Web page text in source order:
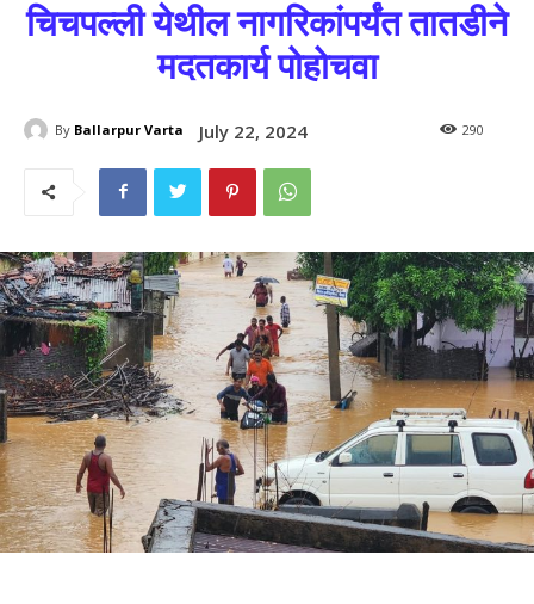
चिचपल्ली येथील नागरिकांपर्यंत तातडीने
मदतकार्य पोहोचवा
By Ballarpur Varta July 22, 2024 290